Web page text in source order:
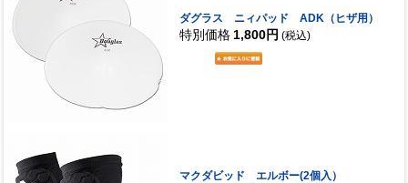
ダグラス ニィパッド ADK（ヒザ用）
特別価格 1,800円 (税込)
マクダビッド エルボー(2個入）